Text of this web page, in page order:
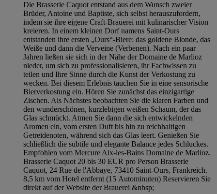
Die Brasserie Caquot entstand aus dem Wunsch zweier
Brüder, Antoine und Baptiste, sich selbst herauszufordern,
indem sie ihre eigene Craft-Brauerei mit kulinarischer Vision
kreieren. In einem kleinen Dorf namens Saint-Ours
entstanden ihre ersten „Ours“-Biere: das goldene Blonde, das
Weiße und dann die Verveine (Verbenen). Nach ein paar
Jahren ließen sie sich in der Nähe der Domaine de Marlioz
nieder, um sich zu professionalisieren, ihr Fachwissen zu
teilen und Ihre Sinne durch die Kunst der Verkostung zu
wecken. Bei diesem Erlebnis tauchen Sie in eine sensorische
Bierverkostung ein. Hören Sie zunächst das einzigartige
Zischen. Als Nächstes beobachten Sie die klaren Farben und
den wunderschönen, kurzlebigen weißen Schaum, der das
Glas schmückt. Atmen Sie dann die sich entwickelnden
Aromen ein, vom ersten Duft bis hin zu reichhaltigen
Getreidenoten, während sich das Glas leert. Genießen Sie
schließlich die subtile und elegante Balance jedes Schluckes.
Empfohlen vom Mercure Aix-les-Bains Domaine de Marlioz.
Brasserie Caquot 20 bis 30 EUR pro Person Brasserie
Caquot, 24 Rue de l'Abbaye, 73410 Saint-Ours, Frankreich.
8,5 km vom Hotel entfernt (15 Autominuten) Reservieren Sie
direkt auf der Website der Brauerei &nbsp;